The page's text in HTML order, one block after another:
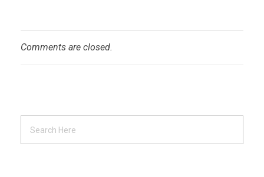
Comments are closed.